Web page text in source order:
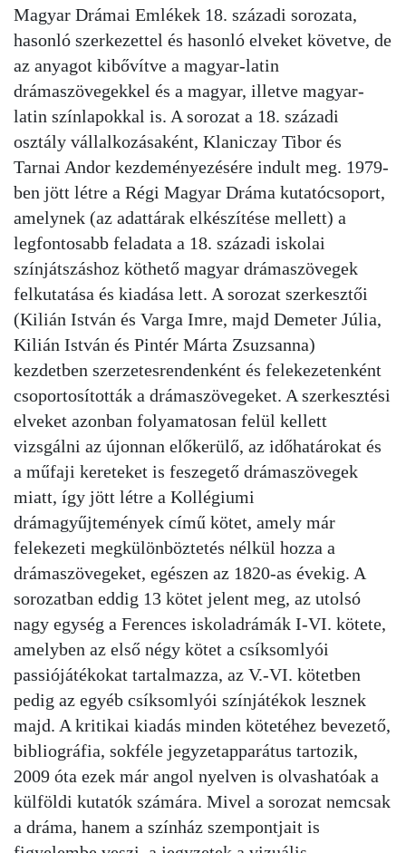
Magyar Drámai Emlékek 18. századi sorozata,
hasonló szerkezettel és hasonló elveket követve, de
az anyagot kibővítve a magyar-latin
drámaszövegekkel és a magyar, illetve magyar-
latin színlapokkal is. A sorozat a 18. századi
osztály vállalkozásaként, Klaniczay Tibor és
Tarnai Andor kezdeményezésére indult meg. 1979-
ben jött létre a Régi Magyar Dráma kutatócsoport,
amelynek (az adattárak elkészítése mellett) a
legfontosabb feladata a 18. századi iskolai
színjátszáshoz köthető magyar drámaszövegek
felkutatása és kiadása lett. A sorozat szerkesztői
(Kilián István és Varga Imre, majd Demeter Júlia,
Kilián István és Pintér Márta Zsuzsanna)
kezdetben szerzetesrendenként és felekezetenként
csoportosították a drámaszövegeket. A szerkesztési
elveket azonban folyamatosan felül kellett
vizsgálni az újonnan előkerülő, az időhatárokat és
a műfaji kereteket is feszegető drámaszövegek
miatt, így jött létre a Kollégiumi
drámagyűjtemények című kötet, amely már
felekezeti megkülönböztetés nélkül hozza a
drámaszövegeket, egészen az 1820-as évekig. A
sorozatban eddig 13 kötet jelent meg, az utolsó
nagy egység a Ferences iskoladrámák I-VI. kötete,
amelyben az első négy kötet a csíksomlyói
passiójátékokat tartalmazza, az V.-VI. kötetben
pedig az egyéb csíksomlyói színjátékok lesznek
majd. A kritikai kiadás minden kötetéhez bevezető,
bibliográfia, sokféle jegyzetapparátus tartozik,
2009 óta ezek már angol nyelven is olvashatóak a
külföldi kutatók számára. Mivel a sorozat nemcsak
a dráma, hanem a színház szempontjait is